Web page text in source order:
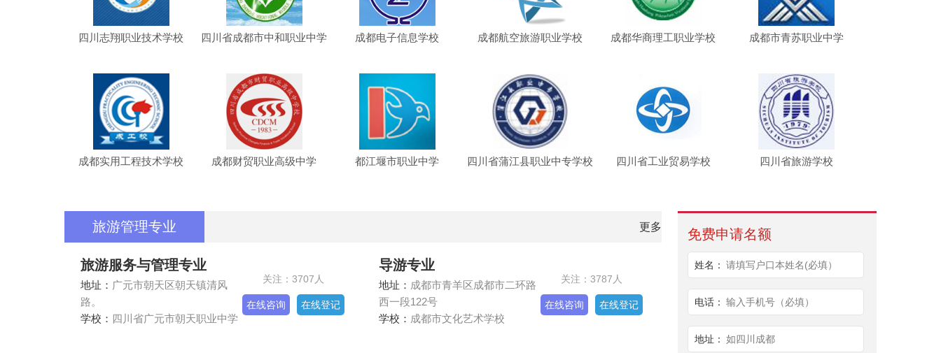
四川志翔职业技术学校 四川省成都市中和职业中学 成都电子信息学校 成都航空旅游职业学校 成都华商理工职业学校 成都市青苏职业中学
成都实用工程技术学校 成都财贸职业高级中学 都江堰市职业中学 四川省蒲江县职业中专学校 四川省工业贸易学校 四川省旅游学校
免费申请名额
姓名： 请填写户口本姓名(必填）
电话： 输入手机号（必填）
地址： 如四川成都
旅游管理专业 更多
旅游服务与管理专业
地址： 广元市朝天区朝天镇清风
路。
学校： 四川省广元市朝天职业中学
关注：3707人
在线咨询 在线登记
导游专业
地址： 成都市青羊区成都市二环路
西一段122号
学校： 成都市文化艺术学校
关注：3787人
在线咨询 在线登记